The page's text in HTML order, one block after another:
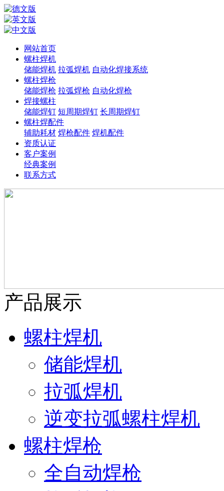
网站首页
螺柱焊机
储能焊机 拉弧焊机 自动化焊接系统
螺柱焊枪
储能焊枪 拉弧焊枪 自动化焊枪
焊接螺柱
储能焊钉 短周期焊钉 长周期焊钉
螺柱焊配件
辅助耗材 焊枪配件 焊机配件
资质认证
客户案例
经典案例
联系方式
产品展示
螺柱焊机
储能焊机
拉弧焊机
逆变拉弧螺柱焊机
螺柱焊枪
全自动焊枪